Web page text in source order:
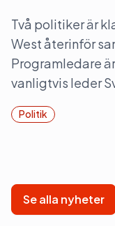
Två politiker är
West återinför
Programledare
vanligtvis leder
Politik
Se alla nyheter